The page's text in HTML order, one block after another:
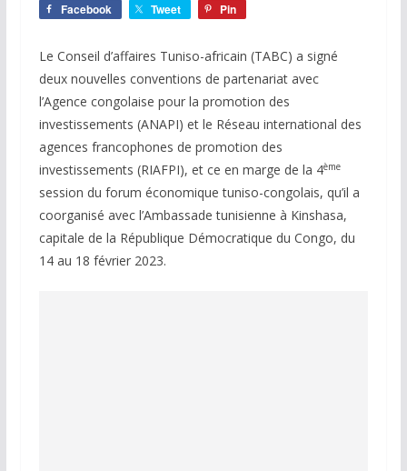
Facebook Tweet Pin
Le Conseil d’affaires Tuniso-africain (TABC) a signé
deux nouvelles conventions de partenariat avec
l’Agence congolaise pour la promotion des
investissements (ANAPI) et le Réseau international des
agences francophones de promotion des
investissements (RIAFPI), et ce en marge de la 4ème
session du forum économique tuniso-congolais, qu’il a
coorganisé avec l’Ambassade tunisienne à Kinshasa,
capitale de la République Démocratique du Congo, du
14 au 18 février 2023.